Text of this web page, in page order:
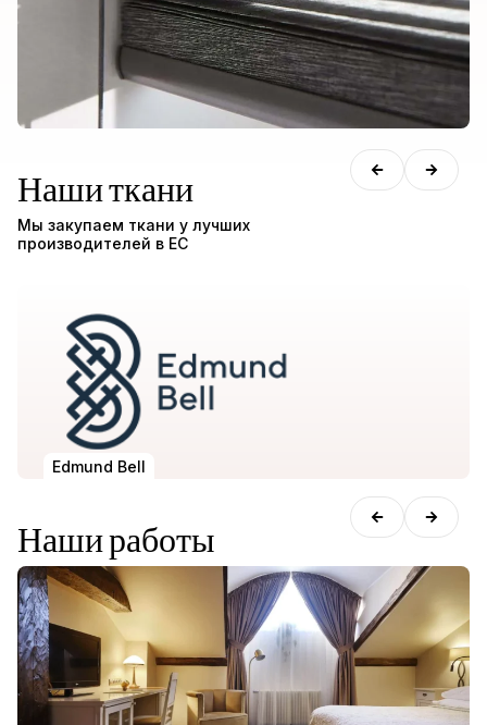
Наши ткани
Мы закупаем ткани у лучших
производителей в ЕС
Edmund Bell
Наши работы